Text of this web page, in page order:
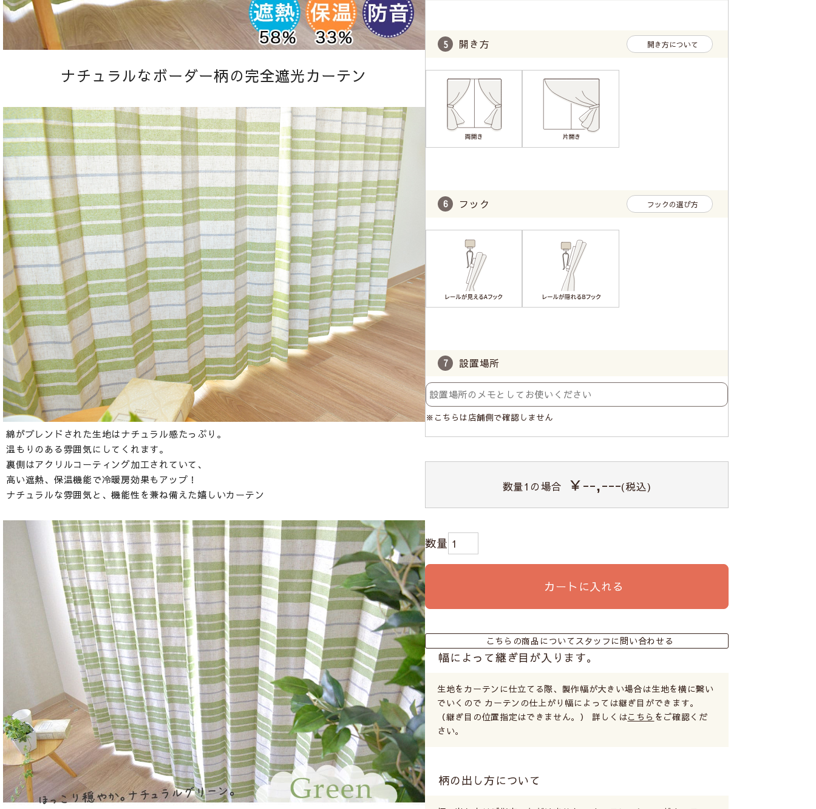
ナチュラルなボーダー柄の完全遮光カーテン
綿がブレンドされた生地はナチュラル感たっぷり。
温もりのある雰囲気にしてくれます。
裏側はアクリルコーティング加工されていて、
高い遮熱、保温機能で冷暖房効果もアップ！
ナチュラルな雰囲気と、機能性を兼ね備えた嬉しいカーテン
開き方 開き方について
フック フックの選び方
設置場所
※こちらは店舗側で確認しません
数量1 の場合 ￥--,---(税込)
カートに入れる
こちらの商品についてスタッフに問い合わせる
幅によって継ぎ目が入ります。
生地をカーテンに仕立てる際、製作幅が大きい場合は生地を横に繋い
でいくので カーテンの仕上がり幅によっては継ぎ目ができます。
（継ぎ目の位置指定はできません。） 詳しくはこちら をご確認くだ
さい。
柄の出し方について